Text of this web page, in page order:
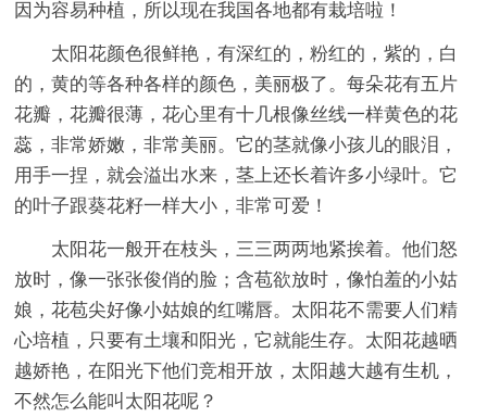
因为容易种植，所以现在我国各地都有栽培啦！
太阳花颜色很鲜艳，有深红的，粉红的，紫的，白
的，黄的等各种各样的颜色，美丽极了。每朵花有五片
花瓣，花瓣很薄，花心里有十几根像丝线一样黄色的花
蕊，非常娇嫩，非常美丽。它的茎就像小孩儿的眼泪，
用手一捏，就会溢出水来，茎上还长着许多小绿叶。它
的叶子跟葵花籽一样大小，非常可爱！
太阳花一般开在枝头，三三两两地紧挨着。他们怒
放时，像一张张俊俏的脸；含苞欲放时，像怕羞的小姑
娘，花苞尖好像小姑娘的红嘴唇。太阳花不需要人们精
心培植，只要有土壤和阳光，它就能生存。太阳花越晒
越娇艳，在阳光下他们竞相开放，太阳越大越有生机，
不然怎么能叫太阳花呢？